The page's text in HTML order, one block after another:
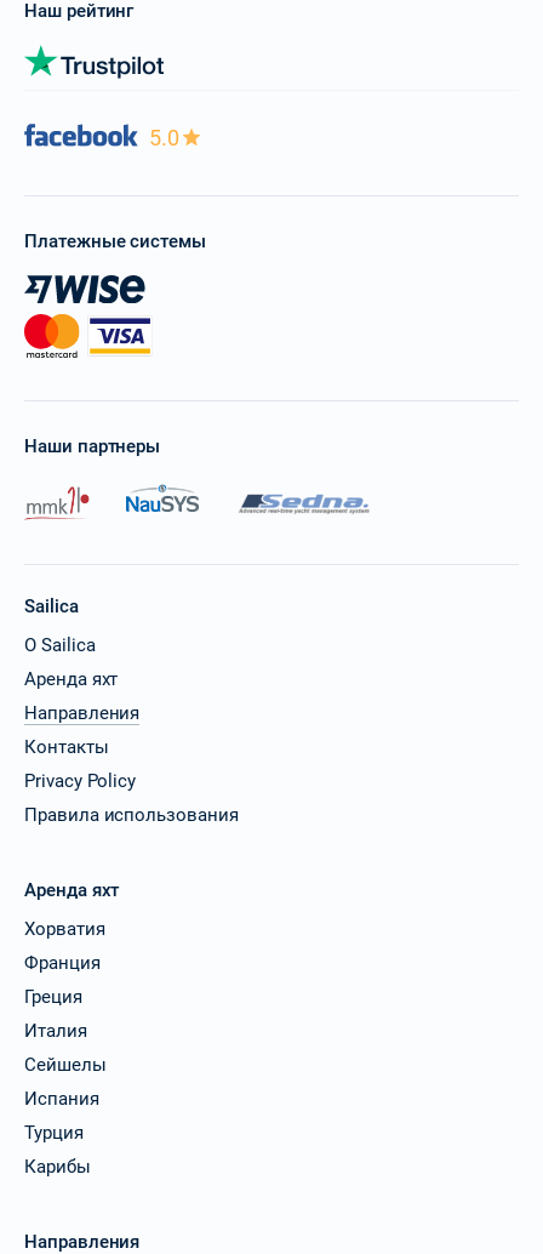
Наш рейтинг
5.0
Платежные системы
Наши партнеры
Sailica
О Sailica
Аренда яхт
Направления
Контакты
Privacy Policy
Правила использования
Аренда яхт
Хорватия
Франция
Греция
Италия
Сейшелы
Испания
Турция
Карибы
Направления